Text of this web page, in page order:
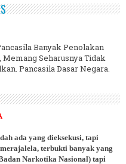
Banyak Penolakan
Seharusnya Tidak
Pancasila Dasar Negara.
ada yang dieksekusi, tapi
terbukti banyak yang
Narkotika Nasional) tapi